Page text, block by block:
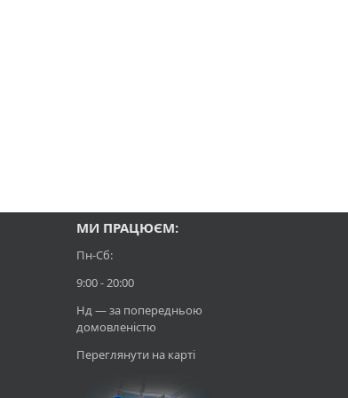
МИ ПРАЦЮЄМ:
Пн-Сб:
9:00 - 20:00
Нд — за попередньою
домовленістю⁠
Переглянути на карті